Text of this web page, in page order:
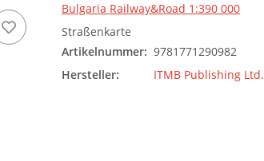
Bulgaria Railway&Road 1:390 000
Straßenkarte
Artikelnummer: 9781771290982
Hersteller:
ITMB Publishing Ltd.